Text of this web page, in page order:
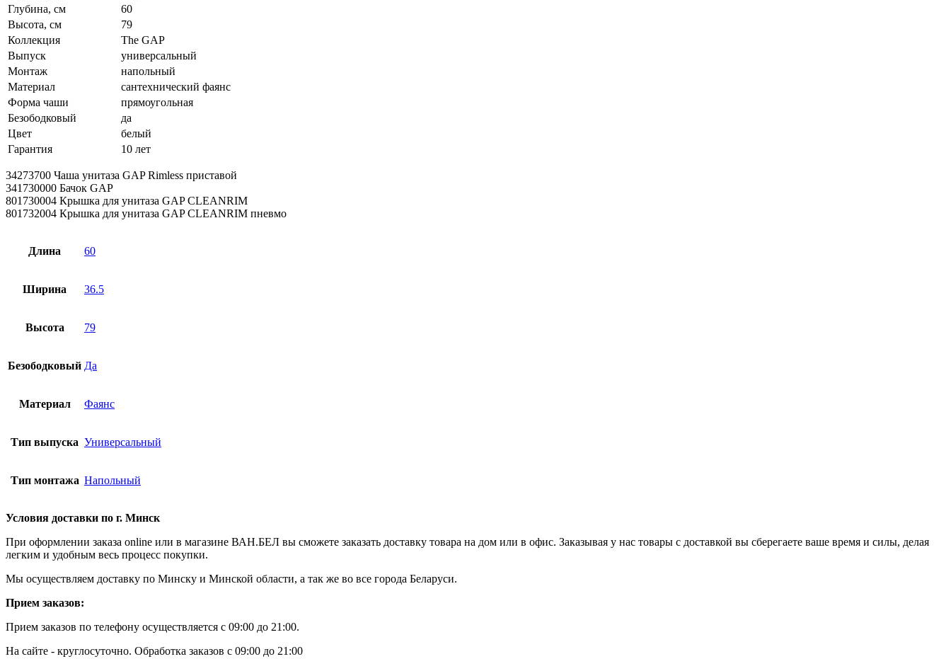
Глубина, см
60
Высота, см
79
Коллекция
The GAP
Выпуск
универсальный
Монтаж
напольный
Материал
сантехнический фаянс
Форма чаши
прямоугольная
Безободковый
да
Цвет
белый
Гарантия
10 лет
34273700 Чаша унитаза GAP Rimless приставой
341730000 Бачок GAP
801730004 Крышка для унитаза GAP CLEANRIM
801732004 Крышка для унитаза GAP CLEANRIM пневмо
Длина 60
Ширина 36.5
Высота 79
Безободковый Да
Материал Фаянс
Тип выпуска Универсальный
Тип монтажа Напольный
Условия доставки по г. Минск
При оформлении заказа online или в магазине ВАН.БЕЛ вы сможете заказать доставку товара на дом или в офис. Заказывая у нас товары с доставкой вы сберегаете ваше время и силы, делая
легким и удобным весь процесс покупки.
Мы осуществляем доставку по Минску и Минской области, а так же во все города Беларуси.
Прием заказов:
Прием заказов по телефону осуществляется с 09:00 до 21:00.
На сайте - круглосуточно. Обработка заказов с 09:00 до 21:00